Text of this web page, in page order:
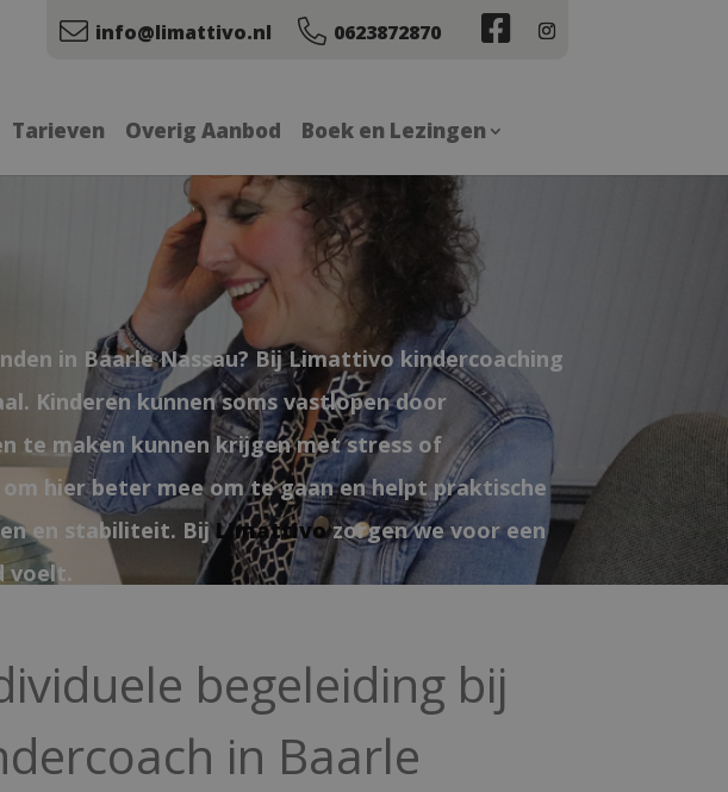
info@limattivo.nl 0623872870
Tarieven Overig Aanbod
Boek en Lezingen
in Baarle Nassau? Bij Limattivo kindercoaching
Kinderen kunnen soms vastlopen door
te maken kunnen krijgen met stress of
hier beter mee om te gaan en helpt praktische
en stabiliteit. BijLimattivozorgen we voor een
voelt.
begeleiding bij
in Baarle